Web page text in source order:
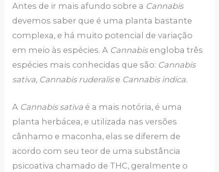
Antes de ir mais afundo sobre a Cannabis
devemos saber que é uma planta bastante
complexa, e há muito potencial de variação
em meio às espécies. A Cannabis engloba três
espécies mais conhecidas que são: Cannabis
sativa, Cannabis ruderalise Cannabis indica.
A Cannabis sativa é a mais notória, é uma
planta herbácea, e utilizada nas versões
cânhamo e maconha, elas se diferem de
acordo com seu teor de uma substância
psicoativa chamado de THC, geralmente o